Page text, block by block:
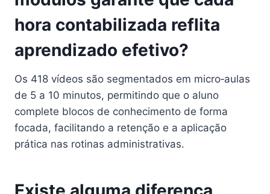
hora contabilizada reflita
aprendizado efetivo?
Os 418 vídeos são segmentados em micro‑aulas
de 5 a 10 minutos, permitindo que o aluno
complete blocos de conhecimento de forma
focada, facilitando a retenção e a aplicação
prática nas rotinas administrativas.